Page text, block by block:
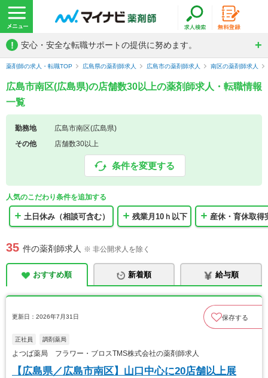
! 安心・安全な転職サポートの提供に努めます。
薬剤師の求人・転職TOP 広島県の薬剤師求人 広島市の薬剤師求人 南区の薬剤師求人
広島市南区(広島県)の店舗数30以上の薬剤師求人・転職情報
一覧
勤務地
広島市南区(広島県)
その他
店舗数30以上
条件を変更する
人気のこだわり条件を追加する
土日休み（相談可含む） 残業月10ｈ以下 産休・育休取得
35 件の薬剤師求人 ※ 非公開求人を除く
おすすめ順 新着順 給与順
更新日：2026年7月31日 保存する
正社員 調剤薬局
よつば薬局 フラワー・ブロスTMS株式会社の薬剤師求人
【広島県／広島市南区】山口中心に20店舗以上展